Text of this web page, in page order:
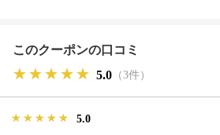
このクーポンの口コミ
★★★★★
★★★★★
★★★★★ 5.0 （3件）
★★★★★
★★★★★
★★★★★
5.0